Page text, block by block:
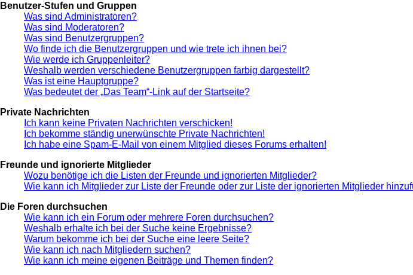
Benutzer-Stufen und Gruppen
Was sind Administratoren?
Was sind Moderatoren?
Was sind Benutzergruppen?
Wo finde ich die Benutzergruppen und wie trete ich ihnen bei?
Wie werde ich Gruppenleiter?
Weshalb werden verschiedene Benutzergruppen farbig dargestellt?
Was ist eine Hauptgruppe?
Was bedeutet der „Das Team“-Link auf der Startseite?
Private Nachrichten
Ich kann keine Privaten Nachrichten verschicken!
Ich bekomme ständig unerwünschte Private Nachrichten!
Ich habe eine Spam-E-Mail von einem Mitglied dieses Forums erhalten!
Freunde und ignorierte Mitglieder
Wozu benötige ich die Listen der Freunde und ignorierten Mitglieder?
Wie kann ich Mitglieder zur Liste der Freunde oder zur Liste der ignorierten Mitglieder
Die Foren durchsuchen
Wie kann ich ein Forum oder mehrere Foren durchsuchen?
Weshalb erhalte ich bei der Suche keine Ergebnisse?
Warum bekomme ich bei der Suche eine leere Seite?
Wie kann ich nach Mitgliedern suchen?
Wie kann ich meine eigenen Beiträge und Themen finden?